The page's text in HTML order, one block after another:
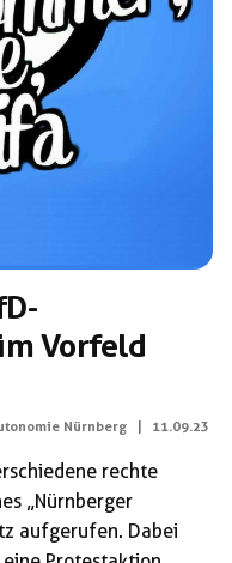
Vorfeld
Nürnberg 11.09.23
rechte
„Nürnberger
aufgerufen. Dabei